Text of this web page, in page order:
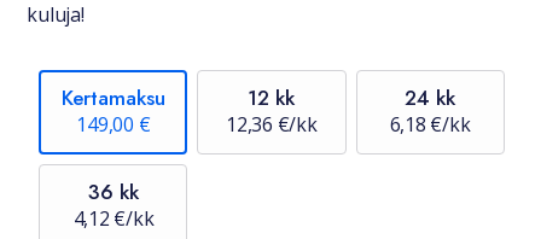
kuluja!
Kertamaksu
149,00 €
12 kk
12,36 €/kk
24 kk
6,18 €/kk
36 kk
4,12 €/kk